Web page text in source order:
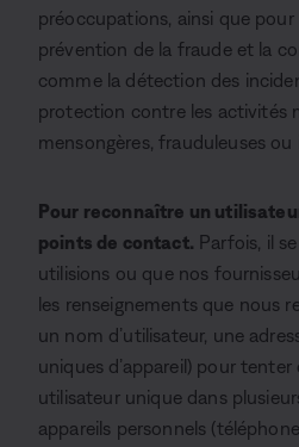
préoccupations, ainsi que pour
prévention de la fraude et la
comme la détection des
protection contre les activités
mensongères, frauduleuses ou
Pour reconnaître un
points de contact. Parfois, il
utilisions ou que nos
les renseignements que nous
un nom d’utilisateur, une
uniques d’appareil) pour
utilisateur unique dans
appareils personnels